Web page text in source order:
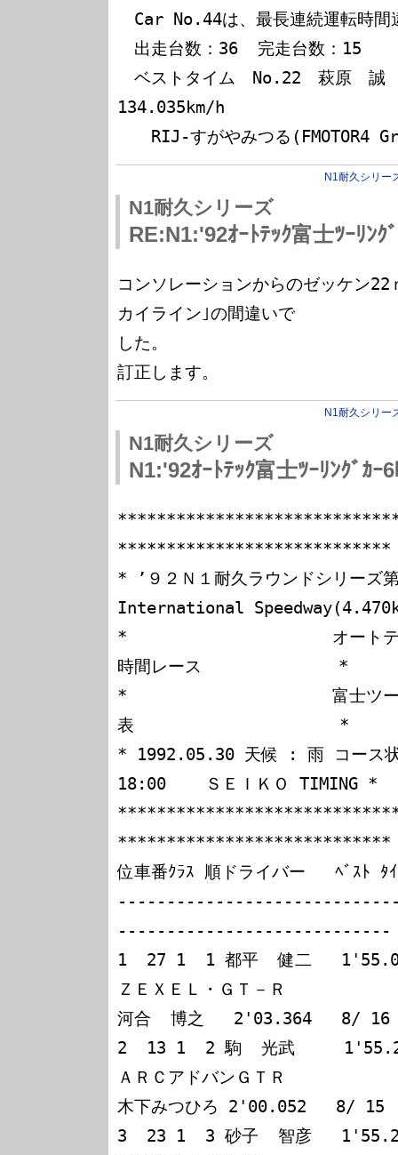
Car No.44は、最長連続運転時間
出走台数：36  完走台数：15
ベストタイム　No.22　萩原　
134.035km/h
N1耐久シリー
N1耐久シリーズ
RE:N1:'92ｵｰﾄﾃｯｸ富士ﾂｰﾘﾝｸ
コンソレーションからのゼッケン
カイライン｣の間違いで
した。
N1耐久シリー
N1耐久シリーズ
N1:'92ｵｰﾄﾃｯｸ富士ﾂｰﾘﾝｸﾞｶｰ
****************************
* ’９２Ｎ１耐久ラウンドシリー
International
*                     オートテック
時間レース              *
*                     富士ツーリン
表                     *
* 1992.05.30 天候 : 雨 コー
18:00    ＳＥＩＫＯ TIMING *
****************************
位車番ｸﾗｽ 順ドライバー   ﾍﾞ
----------------------------
1  27 1  1 都平  健二
ＺＥＸＥＬ・ＧＴ－Ｒ
河合  博之   2'03.364   8/ 16
2  13 1  2 駒  光武
ＡＲＣアドバンＧＴＲ
木下みつひろ 2'00.052   8/ 15
3  23 1  3 砂子  智彦